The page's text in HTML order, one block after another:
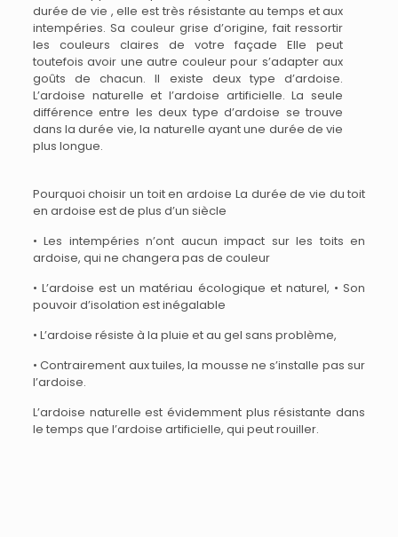
durée de vie , elle est très résistante au temps et aux
intempéries. Sa couleur grise d’origine, fait ressortir
les couleurs claires de votre façade Elle peut
toutefois avoir une autre couleur pour s’adapter aux
goûts de chacun. Il existe deux type d’ardoise.
L’ardoise naturelle et l’ardoise artificielle. La seule
différence entre les deux type d’ardoise se trouve
dans la durée vie, la naturelle ayant une durée de vie
plus longue.
Pourquoi choisir un toit en ardoise La durée de vie du toit
en ardoise est de plus d’un siècle
• Les intempéries n’ont aucun impact sur les toits en
ardoise, qui ne changera pas de couleur
• L’ardoise est un matériau écologique et naturel, • Son
pouvoir d’isolation est inégalable
• L’ardoise résiste à la pluie et au gel sans problème,
• Contrairement aux tuiles, la mousse ne s’installe pas sur
l’ardoise.
L’ardoise naturelle est évidemment plus résistante dans
le temps que l’ardoise artificielle, qui peut rouiller.